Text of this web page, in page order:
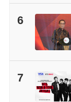
6
7